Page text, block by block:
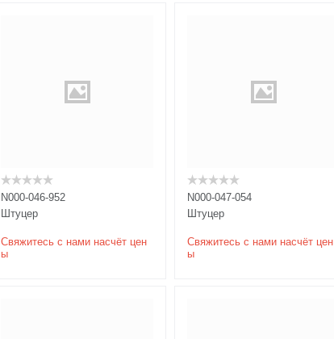
N000-046-952
Штуцер
Свяжитесь с нами насчёт цен
ы
N000-047-054
Штуцер
Свяжитесь с нами насчёт цен
ы